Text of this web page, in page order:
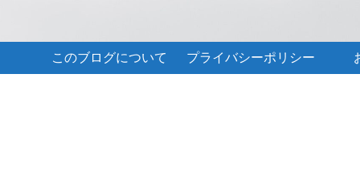
このブログについて プライバシーポリシー